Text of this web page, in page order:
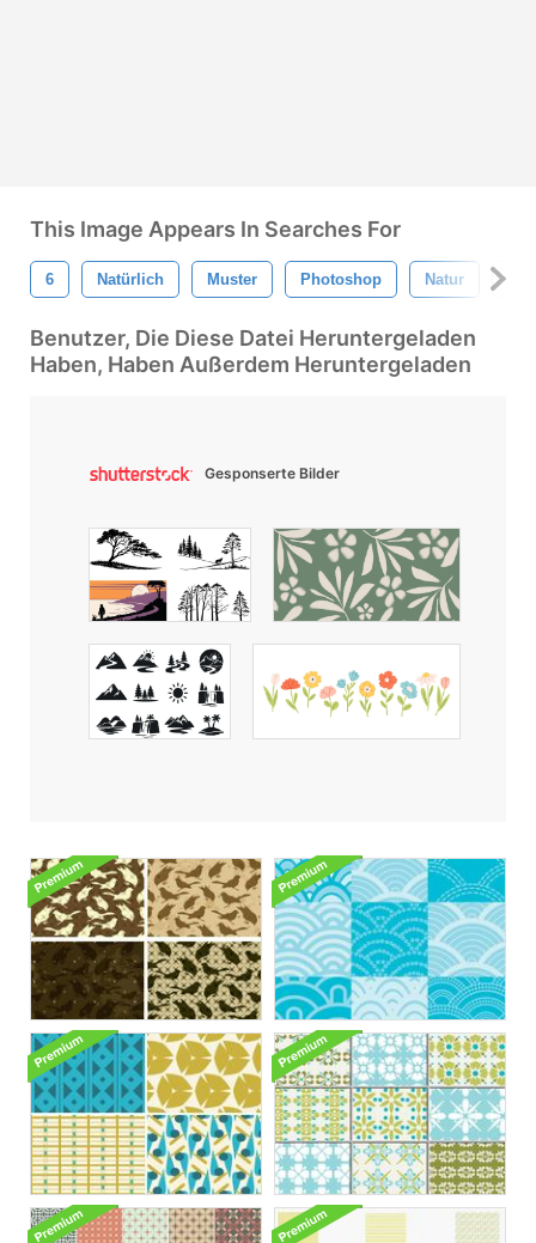
This Image Appears In Searches For
6 Natürlich Muster Photoshop Natur
Benutzer, Die Diese Datei Heruntergeladen
Haben, Haben Außerdem Heruntergeladen
Gesponserte Bilder